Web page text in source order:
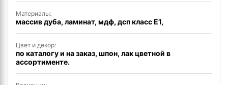
Материалы:
массив дуба, ламинат, мдф, дсп класс Е1,
Цвет и декор:
по каталогу и на заказ, шпон, лак цветной в
ассортименте.